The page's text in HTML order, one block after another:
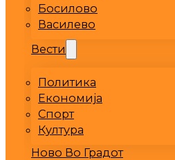
Босилово
Василево
Вести
Политика
Економија
Спорт
Култура
Ново Во Градот